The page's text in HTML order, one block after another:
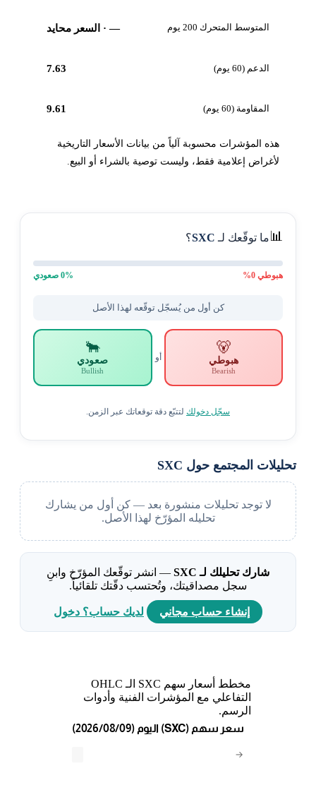
المتوسط المتحرك 200 يوم —· السعر محايد
الدعم (60 يوم) 7.63
المقاومة (60 يوم) 9.61
هذه المؤشرات محسوبة آلياً من بيانات الأسعار التاريخية
لأغراض إعلامية فقط، وليست توصية بالشراء أو البيع.
📊ما توقّعك لـSXC؟
هبوطي0
%
0% صعودي
كن أول من يُسجّل توقّعه لهذا الأصل
🐻
هبوطي
Bearish
أو
🐂
صعودي
Bullish
سجّل دخولكلتتبّع دقة توقعاتك عبر الزمن.
تحليلات المجتمع حول SXC
لا توجد تحليلات منشورة بعد — كن أول من يشارك
تحليله المؤرّخ لهذا الأصل.
شارك تحليلك لـ SXC
— انشر توقّعك المؤرّخ وابنِ
سجل مصداقيتك، وتُحتسب دقّتك تلقائياً.
إنشاء حساب مجاني لديك حساب؟ دخول
مخطط أسعار سهم SXC الـ OHLC
التفاعلي مع المؤشرات الفنية وأدوات
الرسم.
→
(2026/08/09) اليوم (SXC) سعر سهم